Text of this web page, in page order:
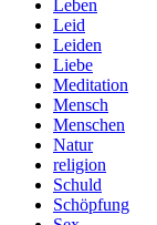
Leben
Leid
Leiden
Liebe
Meditation
Mensch
Menschen
Natur
religion
Schuld
Schöpfung